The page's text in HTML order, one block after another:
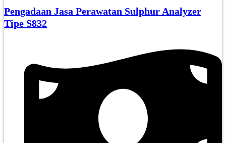
Pengadaan Jasa Perawatan Sulphur Analyzer
Tipe S832